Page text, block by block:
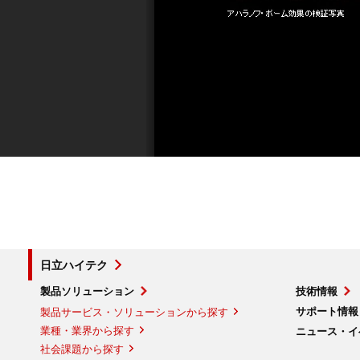
日立ハイテク
製品ソリューション
製品サービス・ソリューションから探す
業種・業界から探す
社会課題から探す
技術情報
サポート情報
ニュース・